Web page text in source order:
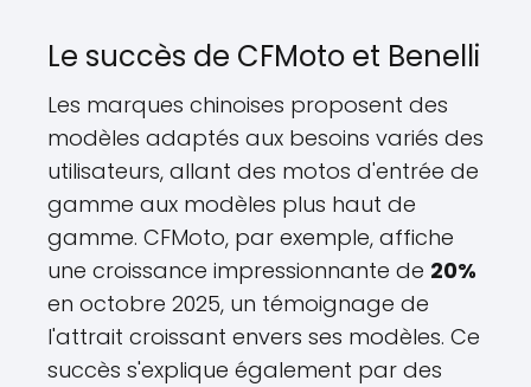
Le succès de CFMoto et Benelli
Les marques chinoises proposent des
modèles adaptés aux besoins variés des
utilisateurs, allant des motos d'entrée de
gamme aux modèles plus haut de
gamme. CFMoto, par exemple, affiche
une croissance impressionnante de 20%
en octobre 2025, un témoignage de
l'attrait croissant envers ses modèles. Ce
succès s'explique également par des